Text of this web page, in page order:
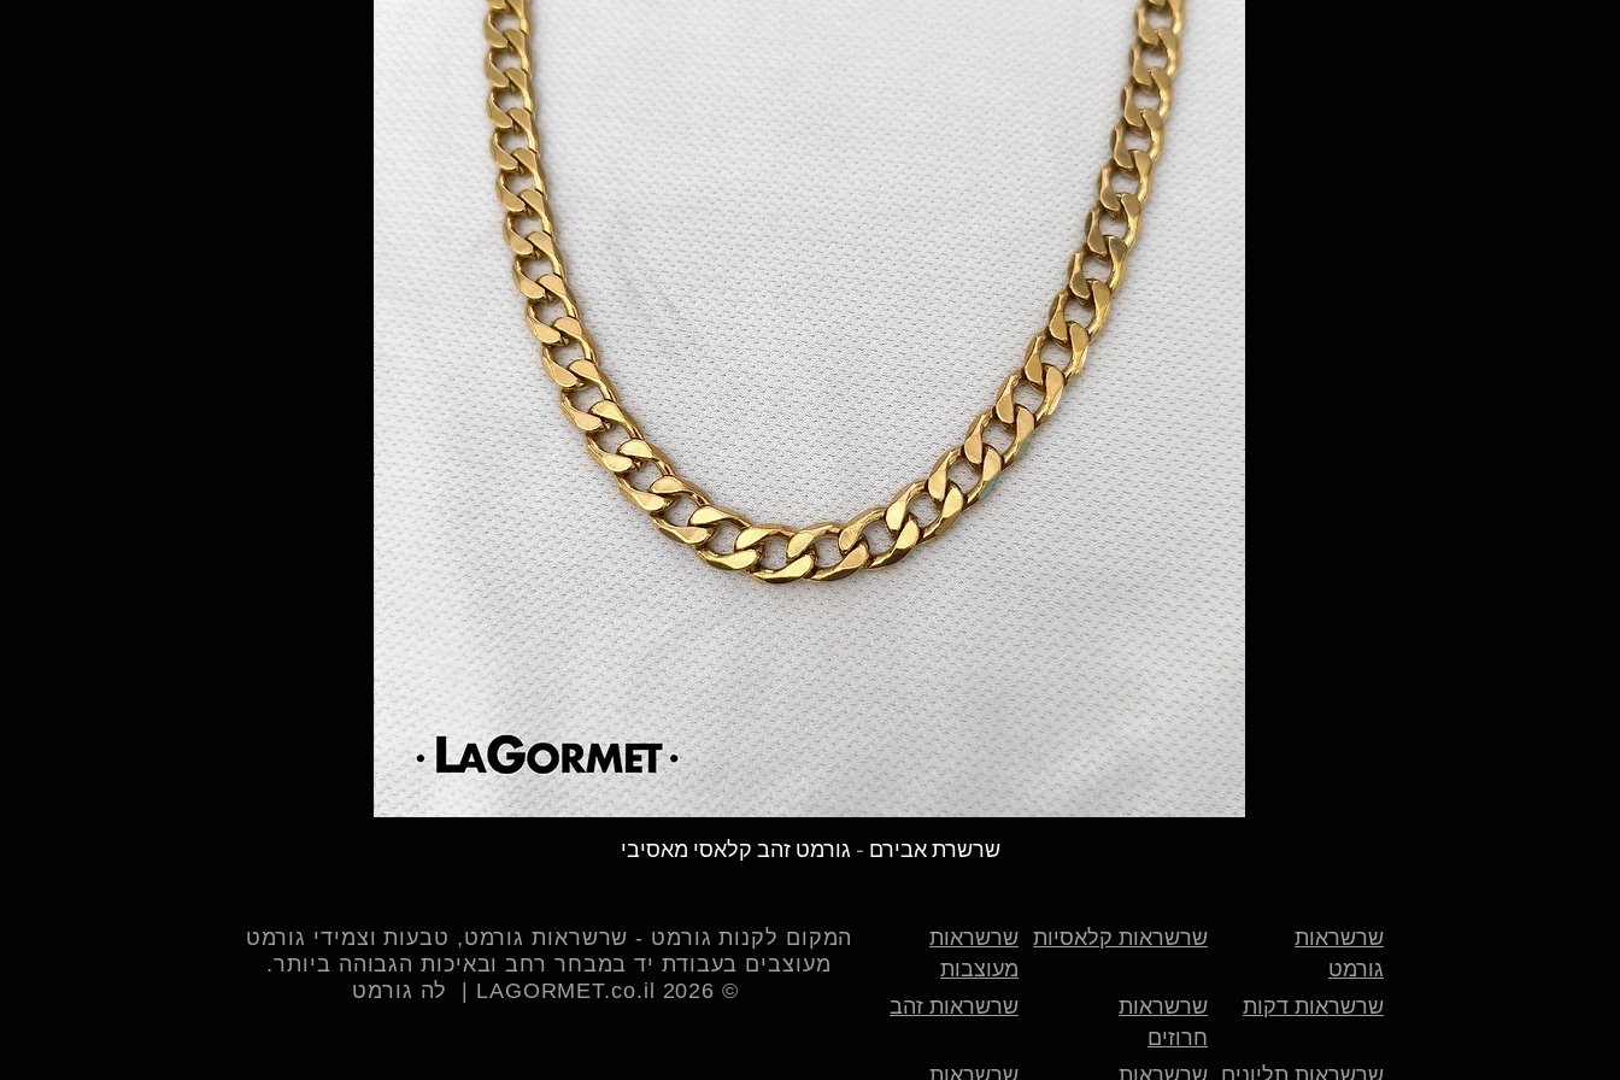
תצוגה מהירה
שרשרת אבירם - גורמט זהב קלאסי מאסיבי
המקום לקנות גורמט - שרשראות גורמט, טבעות וצמידי גורמט
מעוצבים בעבודת יד במבחר רחב ובאיכות הגבוהה ביותר.​
© 2026 LAGORMET.co.il | לה גורמט
שרשראות
מעוצבות
שרשראות זהב
שרשראות
שרשראות קלאסיות
שרשראות
חרוזים
שרשראות
שרשראות
גורמט
שרשראות דקות
שרשראות תליונים